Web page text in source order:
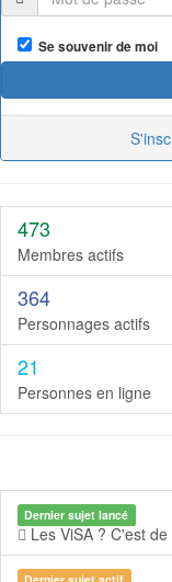
Se souvenir de moi
473
Membres actifs
364
Personnages actifs
21
Personnes en ligne
Dernier sujet lancé
Les ViSA ? C'est